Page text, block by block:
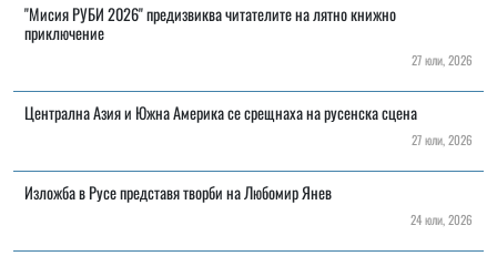
"Мисия РУБИ 2026" предизвиква читателите на лятно книжно
приключение
27 юли, 2026
Централна Азия и Южна Америка се срещнаха на русенска сцена
27 юли, 2026
Изложба в Русе представя творби на Любомир Янев
24 юли, 2026